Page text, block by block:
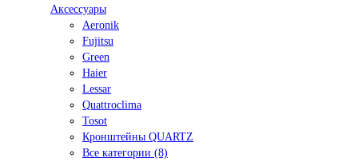
Аксессуары
Aeronik
Fujitsu
Green
Haier
Lessar
Quattroclima
Tosot
Кронштейны QUARTZ
Все категории (8)